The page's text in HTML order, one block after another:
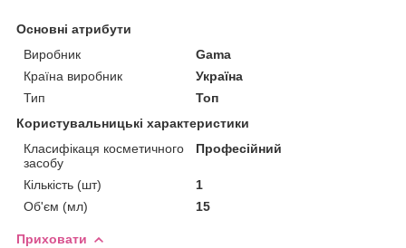
Основні атрибути
Виробник
Gama
Країна виробник
Україна
Тип
Топ
Користувальницькі характеристики
Класифікаця косметичного
засобу
Професійний
Кількість (шт)
1
Об'єм (мл)
15
Приховати